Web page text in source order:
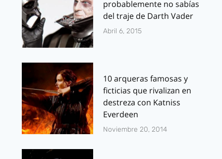
probablemente no sabías
del traje de Darth Vader
Abril 6, 2015
10 arqueras famosas y
ficticias que rivalizan en
destreza con Katniss
Everdeen
Noviembre 20, 2014